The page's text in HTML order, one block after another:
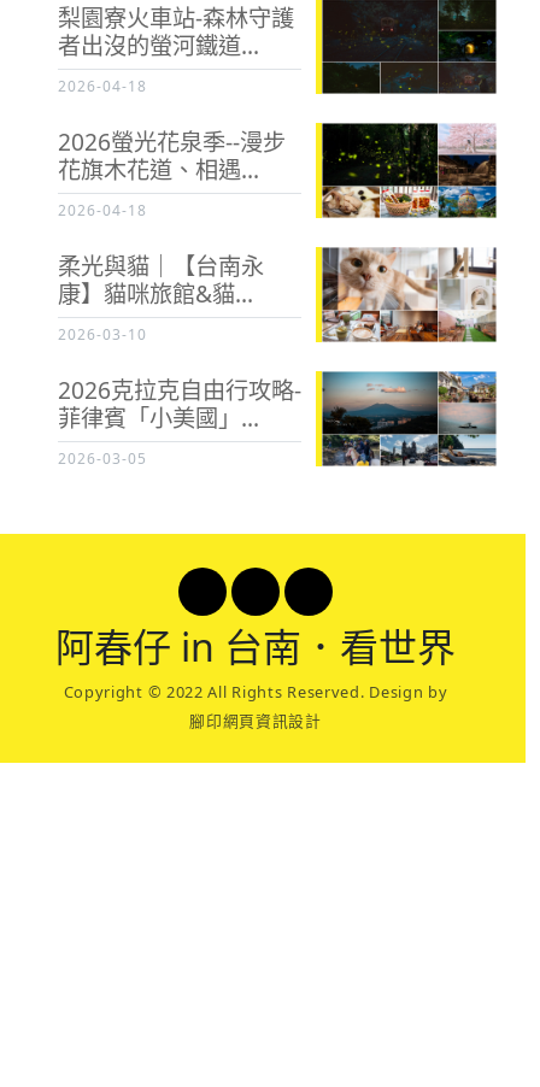
梨園寮火車站-森林守護
者出沒的螢河鐵道...
2026-04-18
2026螢光花泉季--漫步
花旗木花道、相遇...
2026-04-18
柔光與貓｜【台南永
康】貓咪旅館&貓...
2026-03-10
2026克拉克自由行攻略-
菲律賓「小美國」...
2026-03-05
阿春仔 in 台南．看世界
Copyright © 2022 All Rights Reserved. Design by
腳印網頁資訊設計